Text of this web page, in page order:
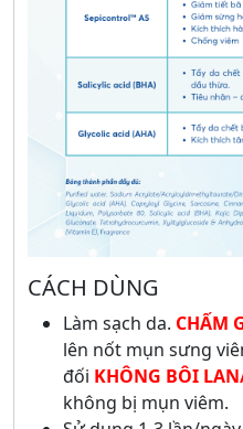
CÁCH DÙNG
Làm sạch da. CHẤM
lên nốt mụn sưng
đối KHÔNG BÔI
không bị mụn viêm.